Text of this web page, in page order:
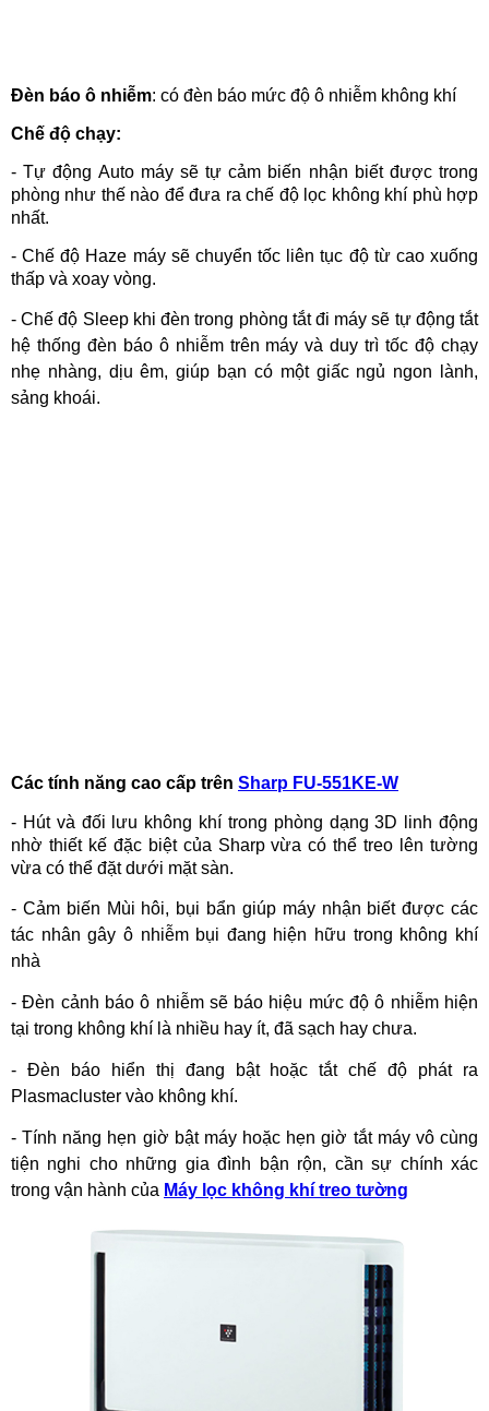
Đèn báo ô nhiễm: có đèn báo mức độ ô nhiễm không khí
Chế độ chạy:
- Tự động Auto máy sẽ tự cảm biến nhận biết được trong
phòng như thế nào để đưa ra chế độ lọc không khí phù hợp
nhất.
- Chế độ Haze máy sẽ chuyển tốc liên tục độ từ cao xuống
thấp và xoay vòng.
-Chế độ Sleep khi đèn trong phòng tắt đi máy sẽ tự động tắt
hệ thống đèn báo ô nhiễm trên máy và duy trì tốc độ chạy
nhẹ nhàng, dịu êm, giúp bạn có một giấc ngủ ngon lành,
sảng khoái.
Các tính năng cao cấp trên Sharp FU-551KE-W
- Hút và đối lưu không khí trong phòng dạng 3D linh động
nhờ thiết kế đặc biệt của Sharp vừa có thể treo lên tường
vừa có thể đặt dưới mặt sàn.
- Cảm biến Mùi hôi, bụi bẩn giúp máy nhận biết được các
tác nhân gây ô nhiễm bụi đang hiện hữu trong không khí
nhà
-Đèn cảnh báo ô nhiễm sẽ báo hiệu mức độ ô nhiễm hiện
tại trong không khí là nhiều hay ít, đã sạch hay chưa.
- Đèn báo hiển thị đang bật hoặc tắt chế độ phát ra
Plasmacluster vào không khí.
-Tính năng hẹn giờ bật máy hoặc hẹn giờ tắt máy vô cùng
tiện nghi cho những gia đình bận rộn, cần sự chính xác
trong vận hành của Máy lọc không khí treo tường